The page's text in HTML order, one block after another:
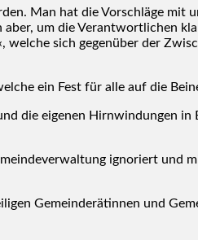
Man hat die Vor­schlä­ge mit
um die Ver­ant­wort­li­chen
wel­che sich gegen­über der
ein Fest für alle auf die
die eige­nen Hirn­win­dun­gen in
igno­riert und
Gemein­de­rä­tin­nen und